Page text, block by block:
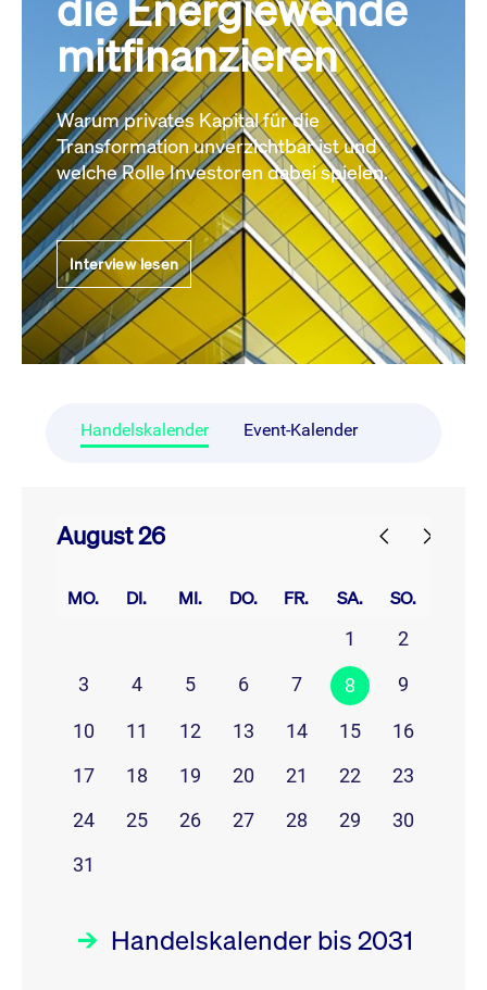
mitfinanzieren
Warum privates Kapital für die
Transformation unverzichtbar ist und
welche Rolle Investoren dabei spielen.
Interview lesen
Handelskalender Event-Kalender
August 26
MO. DI. MI. DO. FR. SA. SO.
1
2
3
4 5 6 7 8 9
10 11 12 13 14 15
16
17
18 19 20 21 22
23
24
25 26 27 28 29
30
31
Handelskalender bis 2031